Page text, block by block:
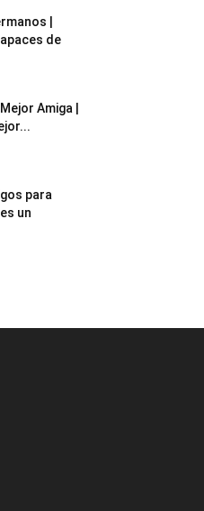
|
de
Amiga |
para
un